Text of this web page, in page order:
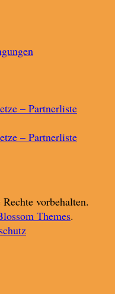
– Partnerliste
– Partnerliste
vorbehalten.
Themes.